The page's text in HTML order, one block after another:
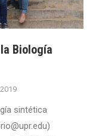
Biología
sintética